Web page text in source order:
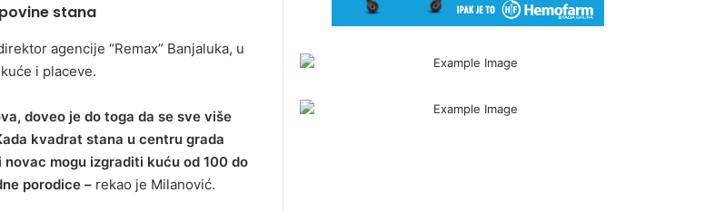
stana
agencije “Remax” Banjaluka, u
i placeve.
doveo je do toga da se sve više
kvadrat stana u centru grada
mogu izgraditi kuću od 100 do
porodice – rekao je Milanović.